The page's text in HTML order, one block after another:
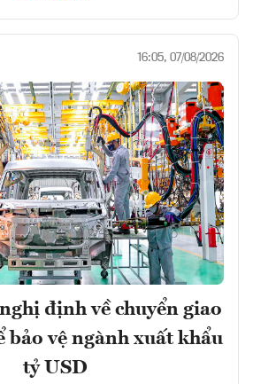
16:05, 07/08/2026
định về chuyển giao
bảo vệ ngành xuất khẩu
tỷ USD